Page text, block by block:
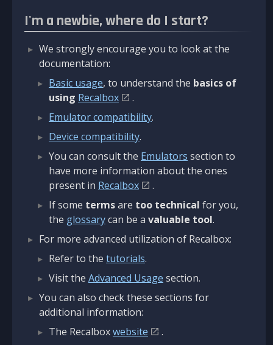
I'm a newbie, where do I start?
We strongly encourage you to look at the
documentation:
Basic usage, to understand the basics of
using Recalbox
.
Emulator compatibility.
Device compatibility.
You can consult the Emulators section to
have more information about the ones
present in Recalbox
.
If some termsare too technical for you,
the glossarycan be a valuable tool.
For more advanced utilization of Recalbox:
Refer to the tutorials.
Visit the Advanced Usage section.
You can also check these sections for
additional information:
The Recalboxwebsite
.